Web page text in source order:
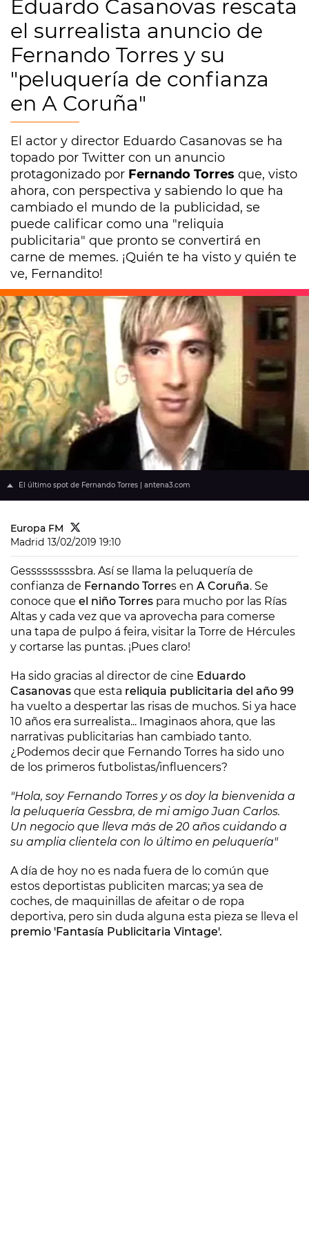
Eduardo Casanovas rescata
el surrealista anuncio de
Fernando Torres y su
"peluquería de confianza
en A Coruña"
El actor y director Eduardo Casanovas se ha
topado por Twitter con un anuncio
protagonizado por Fernando Torres que, visto
ahora, con perspectiva y sabiendo lo que ha
cambiado el mundo de la publicidad, se
puede calificar como una "reliquia
publicitaria" que pronto se convertirá en
carne de memes. ¡Quién te ha visto y quién te
ve, Fernandito!
El último spot de Fernando Torres | antena3.com
Europa FM
Madrid 13/02/2019 19:10
Gesssssssssbra. Así se llama la peluquería de
confianza de Fernando Torres en A Coruña. Se
conoce que el niño Torres para mucho por las Rías
Altas y cada vez que va aprovecha para comerse
una tapa de pulpo á feira, visitar la Torre de Hércules
y cortarse las puntas. ¡Pues claro!
Ha sido gracias al director de cine Eduardo
Casanovas que esta reliquia publicitaria del año 99
ha vuelto a despertar las risas de muchos. Si ya hace
10 años era surrealista... Imaginaos ahora, que las
narrativas publicitarias han cambiado tanto.
¿Podemos decir que Fernando Torres ha sido uno
de los primeros futbolistas/influencers?
"Hola, soy Fernando Torres y os doy la bienvenida a
la peluquería Gessbra, de mi amigo Juan Carlos.
Un negocio que lleva más de 20 años cuidando a
su amplia clientela con lo último en peluquería"
A día de hoy no es nada fuera de lo común que
estos deportistas publiciten marcas; ya sea de
coches, de maquinillas de afeitar o de ropa
deportiva, pero sin duda alguna esta pieza se lleva el
premio 'Fantasía Publicitaria Vintage'.